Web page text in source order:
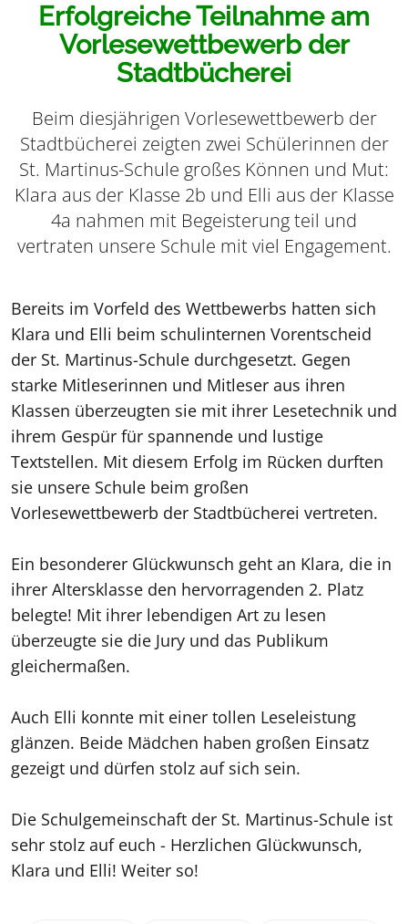
Erfolgreiche Teilnahme am
Vorlesewettbewerb der
Stadtbücherei
Beim diesjährigen Vorlesewettbewerb der
Stadtbücherei zeigten zwei Schülerinnen der
St. Martinus-Schule großes Können und Mut:
Klara aus der Klasse 2b und Elli aus der Klasse
4a nahmen mit Begeisterung teil und
vertraten unsere Schule mit viel Engagement.
Bereits im Vorfeld des Wettbewerbs hatten sich
Klara und Elli beim schulinternen Vorentscheid
der St. Martinus-Schule durchgesetzt. Gegen
starke Mitleserinnen und Mitleser aus ihren
Klassen überzeugten sie mit ihrer Lesetechnik und
ihrem Gespür für spannende und lustige
Textstellen. Mit diesem Erfolg im Rücken durften
sie unsere Schule beim großen
Vorlesewettbewerb der Stadtbücherei vertreten.
Ein besonderer Glückwunsch geht an Klara, die in
ihrer Altersklasse den hervorragenden 2. Platz
belegte! Mit ihrer lebendigen Art zu lesen
überzeugte sie die Jury und das Publikum
gleichermaßen.
Auch Elli konnte mit einer tollen Leseleistung
glänzen. Beide Mädchen haben großen Einsatz
gezeigt und dürfen stolz auf sich sein.
Die Schulgemeinschaft der St. Martinus-Schule ist
sehr stolz auf euch - Herzlichen Glückwunsch,
Klara und Elli! Weiter so!